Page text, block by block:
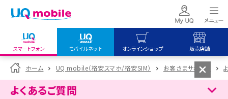
スマートフォン モバイルネット オンラインショップ 販売店舗
my UQ WiMAX
UQ WiMAX ご契約の方
UQ mobile
オンラインショップ
UQ mobile
販売店舗
ホーム UQ mobile（格安スマホ/格安SIM） お客さまサポート
よくあるご質問